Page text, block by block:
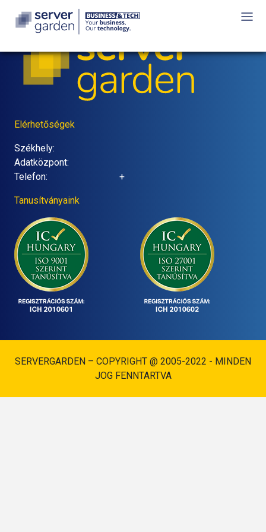
Elérhetőségek
Székhely:
Adatközpont:
Telefon:
+
Tanusítványaink
SERVERGARDEN – COPYRIGHT @ 2005-2022 - MINDEN
JOG FENNTARTVA